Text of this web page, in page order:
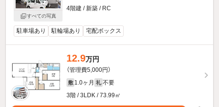
すべての写真
4階建 / 新築 / RC
駐車場あり 駐輪場あり 宅配ボックス
12.9万円
（管理費5,000円）
敷 1.0ヶ月 礼 不要
3階 / 3LDK / 73.99㎡